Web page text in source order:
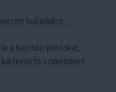
hulladékot,
a bejutási pontokat,
szakembert.